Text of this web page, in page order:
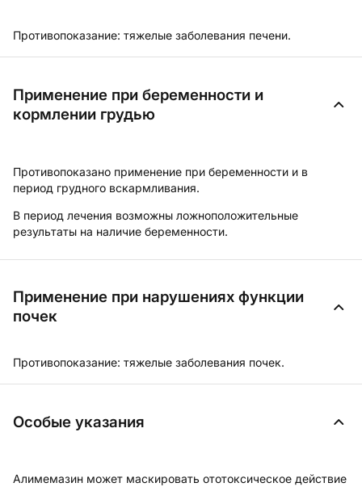
Противопоказание: тяжелые заболевания печени.
Применение при беременности и
кормлении грудью
Противопоказано применение при беременности и в
период грудного вскармливания.
В период лечения возможны ложноположительные
результаты на наличие беременности.
Применение при нарушениях функции
почек
Противопоказание: тяжелые заболевания почек.
Особые указания
Алимемазин может маскировать ототоксическое действие